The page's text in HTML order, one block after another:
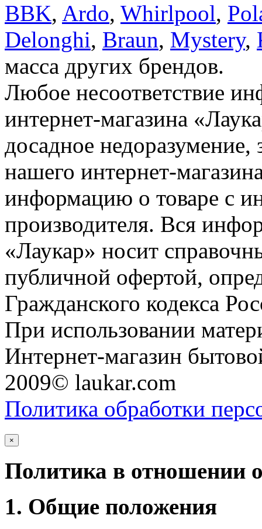
BBK, Ardo, Whirlpool,
Delonghi, Braun, Mystery,
масса других брендов.
Любое несоответствие
интернет-магазина
досадное недоразумение,
нашего интернет-
информацию о товаре с
производителя. Вся
«Лаукар» носит
публичной офертой,
Гражданского кодекса
При использовании
Интернет-магазин
2009© laukar.com
Политика обработки
×
Политика в отношении
1. Общие положения